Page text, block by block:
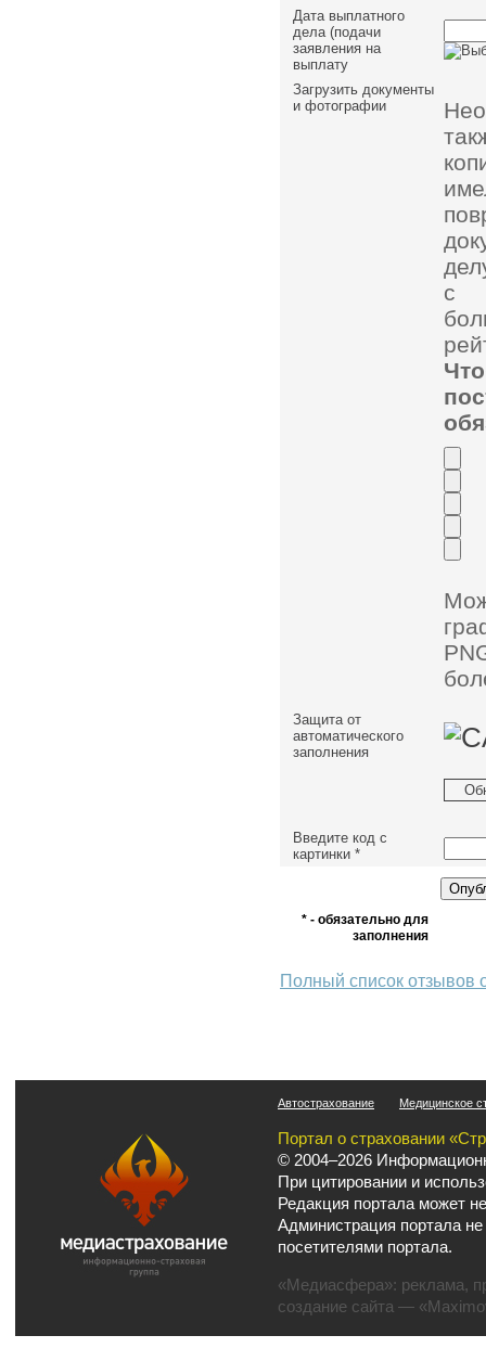
Дата выплатного
дела (подачи
заявления на
выплату
Загрузить документы
и фотографии
с
Защита от
автоматического
заполнения
Введите код с
картинки *
* - обязательно для
заполнения
Полный список отзывов
Автострахование Медицинское
Портал о страховании
© 2004–2026
При цитировании и
Редакция портала может
Администрация портала
посетителями портала.
«Медиасфера»: реклама,
создание сайта —